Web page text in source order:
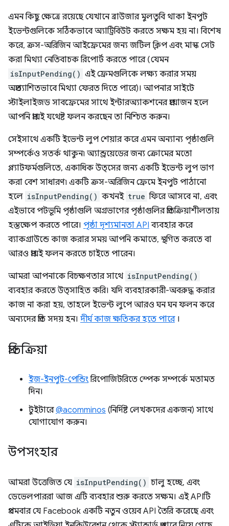
এমন কিছু ক্ষেত্রে রয়েছে যেখানে ব্রাউজার মুলতুবি থাকা ইনপুট
ইভেন্টগুলিকে সঠিকভাবে অ্যাট্রিবিউট করতে সক্ষম হয় না। বিশেষ
করে, ক্রস-অরিজিন আইফ্রেমের জন্য জটিল ক্লিপ এবং মাস্ক সেট
করা মিথ্যা নেতিবাচক রিপোর্ট করতে পারে (যেমন
isInputPending() এই ফ্রেমগুলিকে লক্ষ্য করার সময়
অপ্রত্যাশিতভাবে মিথ্যা ফেরত দিতে পারে)। আপনার সাইটে
স্টাইলাইজড সাবফ্রেমের সাথে ইন্টারঅ্যাকশনের প্রয়োজন হলে
আপনি প্রায়ই যথেষ্ট ফলন করছেন তা নিশ্চিত করুন।
সেইসাথে একটি ইভেন্ট লুপ শেয়ার করে এমন অন্যান্য পৃষ্ঠাগুলি
সম্পর্কেও সতর্ক থাকুন৷ অ্যান্ড্রয়েডের জন্য ক্রোমের মতো
প্ল্যাটফর্মগুলিতে, একাধিক উত্সের জন্য একটি ইভেন্ট লুপ ভাগ
করা বেশ সাধারণ৷ একটি ক্রস-অরিজিন ফ্রেমে ইনপুট পাঠানো
হলে isInputPending() কখনই true ফিরে আসবে না, এবং
এইভাবে পটভূমি পৃষ্ঠাগুলি অগ্রভাগের পৃষ্ঠাগুলির প্রতিক্রিয়াশীলতায়
হস্তক্ষেপ করতে পারে। পৃষ্ঠা দৃশ্যমানতা API ব্যবহার করে
ব্যাকগ্রাউন্ডে কাজ করার সময় আপনি কমাতে, স্থগিত করতে বা
আরও প্রায়ই ফলন করতে চাইতে পারেন।
আমরা আপনাকে বিচক্ষণতার সাথে isInputPending()
ব্যবহার করতে উত্সাহিত করি। যদি ব্যবহারকারী-অবরুদ্ধ করার
কাজ না করা হয়, তাহলে ইভেন্ট লুপে আরও ঘন ঘন ফলন করে
অন্যদের প্রতি সদয় হন। দীর্ঘ কাজ ক্ষতিকর হতে পারে।
প্রতিক্রিয়া
ইজ-ইনপুট-পেন্ডিংরিপোজিটরিতে স্পেক সম্পর্কে মতামত
দিন।
টুইটারে@acomminos (নির্দিষ্ট লেখকদের একজন) সাথে
যোগাযোগ করুন।
উপসংহার
আমরা উত্তেজিত যে isInputPending() চালু হচ্ছে, এবং
ডেভেলপাররা আজ এটি ব্যবহার শুরু করতে সক্ষম। এই APIটি
প্রথমবার যে Facebook একটি নতুন ওয়েব API তৈরি করেছে এবং